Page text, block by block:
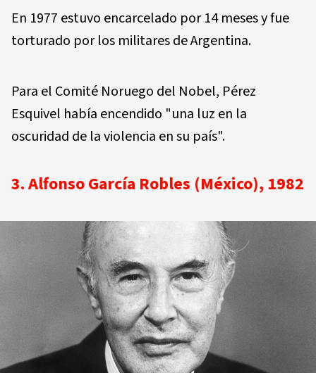
En 1977 estuvo encarcelado por 14 meses y fue
torturado por los militares de Argentina.
Para el Comité Noruego del Nobel, Pérez
Esquivel había encendido "una luz en la
oscuridad de la violencia en su país".
3. Alfonso García Robles (México), 1982